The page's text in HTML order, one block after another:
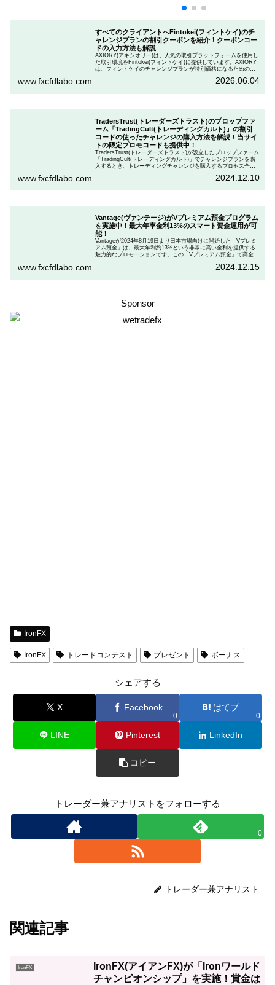
すべてのクライアントへFintokei(フィントケイ)のチ
ャレンジプランの割引クーポンを紹介！クーポンコー
ドの入力方法も解説
AXIORY(アキシオリー)は、人気の取引プラットフォームを使用し
た取引環境をFintokei(フィントケイ)に提供しています。AXIORY
は、フィントケイのチャレンジプランが特別価格になるためのク
ランを申し込むときのクーポンコードを入力して割引にする方法
www.fxcfdlabo.com 2026.06.04
TradersTrust(トレーダーズトラスト)のプロップファ
ーム「TradingCult(トレーディングカルト)」の割引
コードの使ったチャレンジの購入方法を解説！当サイ
トの限定プロモコードも提供中！
TradersTrust(トレーダーズトラスト)が設立したプロップファーム
「TradingCult(トレーディングカルト)」でチャレンジプランを購
入するとき、トレーディングチャレンジを購入するプロセス全体
ます。さらに、TradingCultがほぼ定期的に実施している割引コー
www.fxcfdlabo.com 2024.12.10
Vantage(ヴァンテージ)がVプレミアム預金プログラム
を実施中！最大年率金利13%のスマート資金運用が可
能！
Vantageが2024年8月19日より日本市場向けに開始した「Vプレミ
アム預金」は、最大年利約13%という非常に高い金利を提供する
魅力的なプロモーションです。この「Vプレミアム預金」で高金利
「Vプレミアム預金」を行いたい人は、この記事をしっかりと読ん
www.fxcfdlabo.com 2024.12.15
Sponsor
IronFX
IronFX トレードコンテスト プレゼント ボーナス
シェアする
X Facebook
0
はてブ
0
LINE Pinterest LinkedIn
コピー
トレーダー兼アナリストをフォローする
0
トレーダー兼アナリスト
関連記事
IronFX
IronFX(アイアンFX)が「Ironワールド
チャンピオンシップ」を実施！賞金は